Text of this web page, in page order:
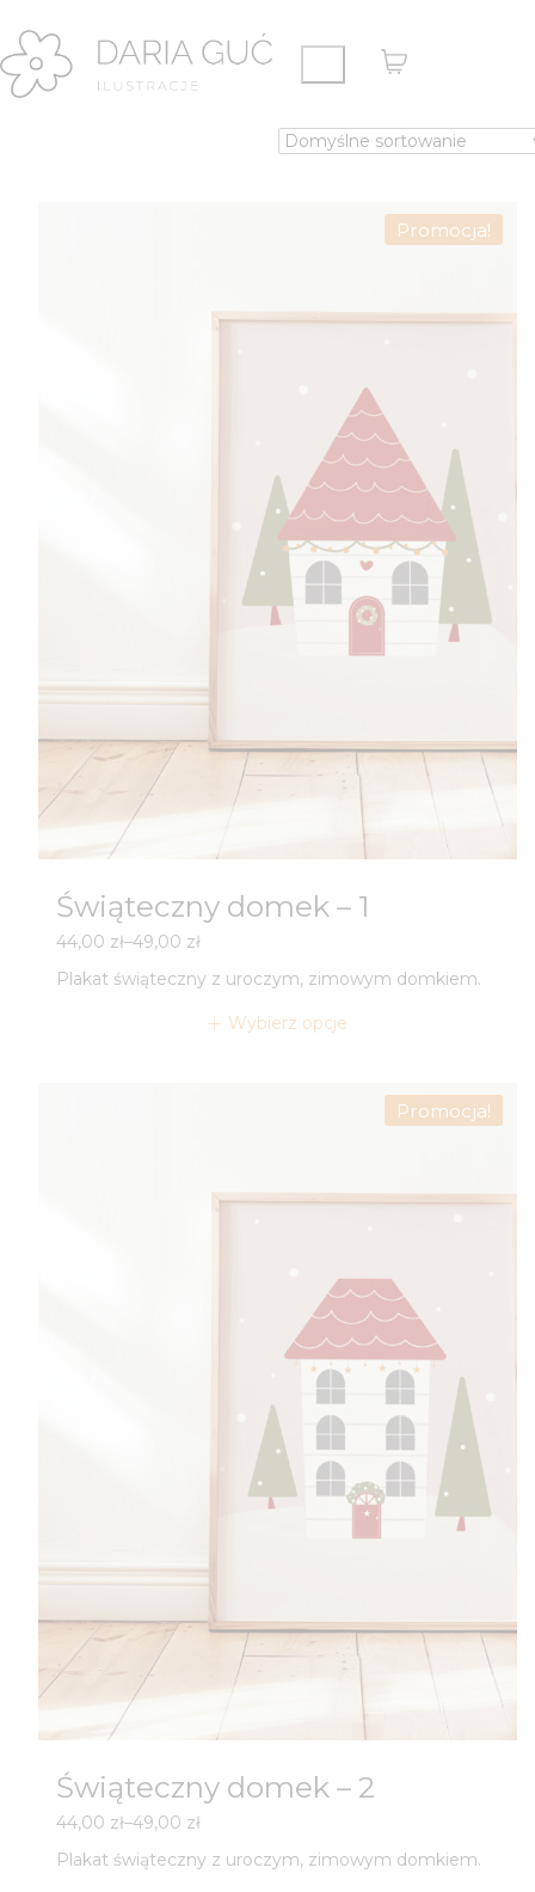
Promocja!
Świąteczny domek – 1
44,00 zł–49,00 zł
Zakres
od
Plakat świąteczny z uroczym, zimowym domkiem.
Wybierz opcje
Promocja!
Świąteczny domek – 2
44,00 zł–49,00 zł
Zakres
od
Plakat świąteczny z uroczym, zimowym domkiem.